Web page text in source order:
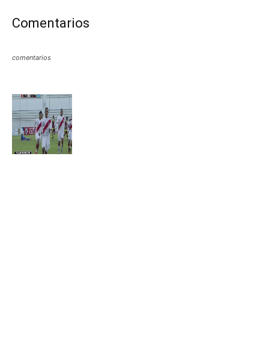
Comentarios
comentarios